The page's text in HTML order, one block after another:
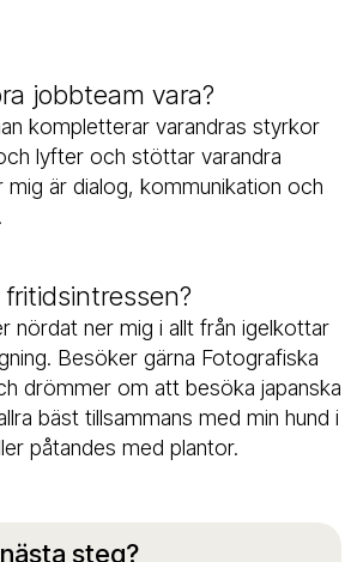
jobbteam vara?
kompletterar varandras styrkor
lyfter och stöttar varandra
mig är dialog, kommunikation och
nördat ner mig i allt från igelkottar
Besöker gärna Fotografiska
drömmer om att besöka japanska
bäst tillsammans med min hund i
påtandes med plantor.
steg?